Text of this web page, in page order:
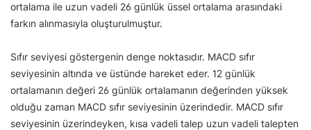
ortalama ile uzun vadeli 26 günlük üssel ortalama arasındaki
farkın alınmasıyla oluşturulmuştur.
Sıfır seviyesi göstergenin denge noktasıdır. MACD sıfır
seviyesinin altında ve üstünde hareket eder. 12 günlük
ortalamanın değeri 26 günlük ortalamanın değerinden yüksek
olduğu zaman MACD sıfır seviyesinin üzerindedir. MACD sıfır
seviyesinin üzerindeyken, kısa vadeli talep uzun vadeli talepten